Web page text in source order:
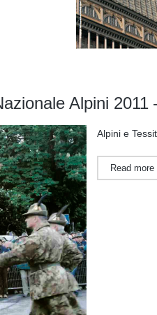
Alpini 2011
Alpini e
Read more